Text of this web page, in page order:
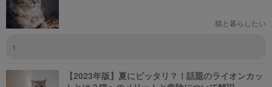
猫と暮らしたい
1
【2023年版】夏にピッタリ？！話題のライオンカッ